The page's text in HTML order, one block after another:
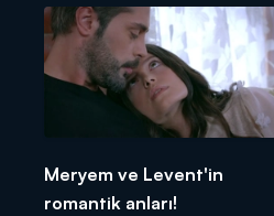
Meryem ve Levent'in
romantik anları!